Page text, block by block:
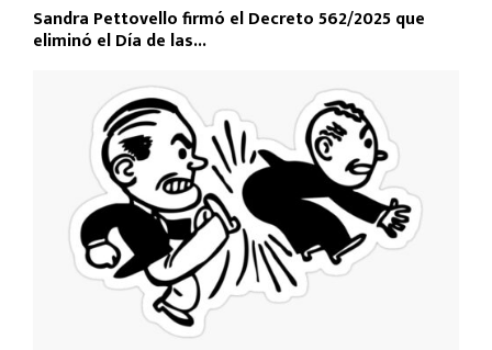
Sandra Pettovello firmó el Decreto 562/2025 que
eliminó el Día de las...